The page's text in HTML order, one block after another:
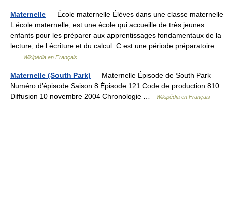
Maternelle — École maternelle Élèves dans une classe maternelle
L école maternelle, est une école qui accueille de très jeunes
enfants pour les préparer aux apprentissages fondamentaux de la
lecture, de l écriture et du calcul. C est une période préparatoire…
Wikipédia en Français
Maternelle (South Park) — Maternelle Épisode de South Park
Numéro d’épisode Saison 8 Épisode 121 Code de production 810
Diffusion 10 novembre 2004 Chronologie …
Wikipédia en Français